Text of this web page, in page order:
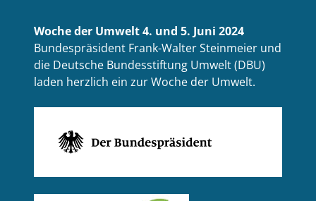
Woche der Umwelt 4. und 5. Juni 2024
Bundespräsident Frank-Walter Steinmeier und
die Deutsche Bundesstiftung Umwelt (DBU)
laden herzlich ein zur Woche der Umwelt.